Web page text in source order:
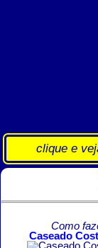
clique e
Como
Caseado